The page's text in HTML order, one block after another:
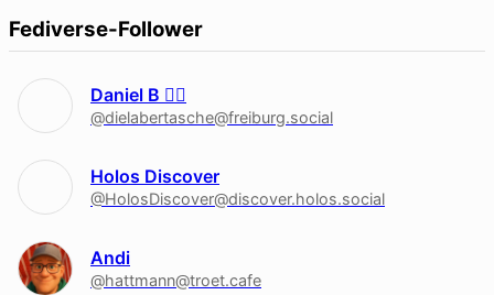
Fediverse-Follower
Daniel B 🏳‍🌈
@dielabertasche@freiburg.social
Holos Discover
@HolosDiscover@discover.holos.social
Andi
@hattmann@troet.cafe